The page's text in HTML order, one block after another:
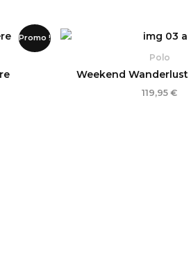
Promo !
€.
Polo
Weekend
119,95 €